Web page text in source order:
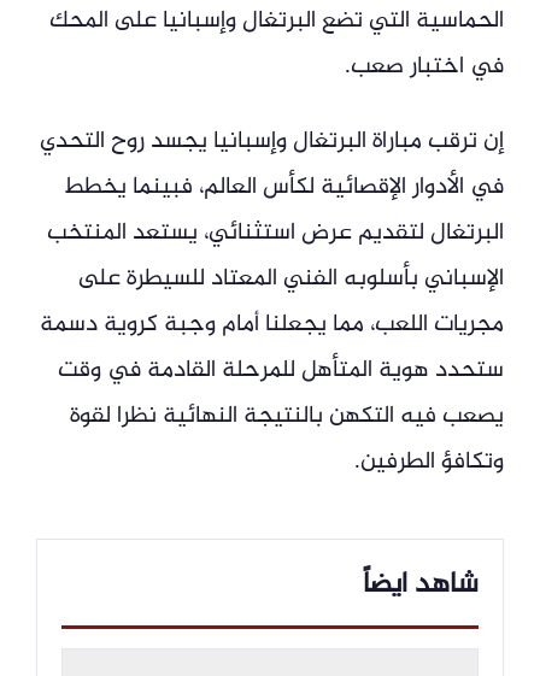
الحماسية التي تضع البرتغال وإسبانيا على المحك
في اختبار صعب.
إن ترقب مباراة البرتغال وإسبانيا يجسد روح التحدي
في الأدوار الإقصائية لكأس العالم، فبينما يخطط
البرتغال لتقديم عرض استثنائي، يستعد المنتخب
الإسباني بأسلوبه الفني المعتاد للسيطرة على
مجريات اللعب، مما يجعلنا أمام وجبة كروية دسمة
ستحدد هوية المتأهل للمرحلة القادمة في وقت
يصعب فيه التكهن بالنتيجة النهائية نظرا لقوة
وتكافؤ الطرفين.
شاهد ايضاً